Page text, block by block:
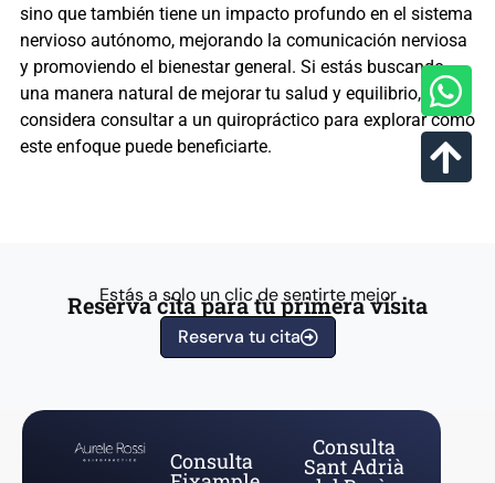
sino que también tiene un impacto profundo en el sistema
nervioso autónomo, mejorando la comunicación nerviosa
y promoviendo el bienestar general. Si estás buscando
una manera natural de mejorar tu salud y equilibrio,
considera consultar a un quiropráctico para explorar cómo
este enfoque puede beneficiarte.
Estás a solo un clic de sentirte mejor
Reserva cita para tu primera visita
Reserva tu cita
Consulta
Consulta
Sant Adrià